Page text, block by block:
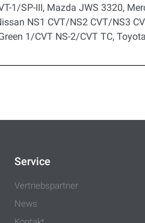
1/SP-III, Mazda JWS 3320,
NS1 CVT/NS2 CVT/NS3
1/CVT NS-2/CVT TC,
Service
Vertriebspartner
News